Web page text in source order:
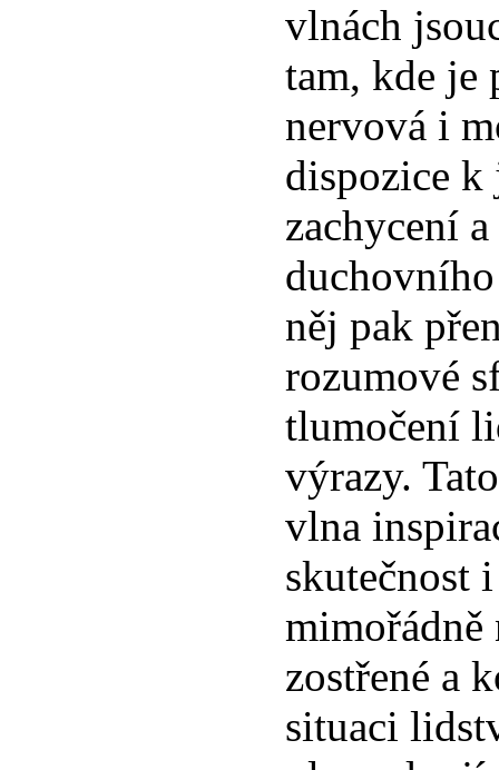
vlnách
tam, kde je
nervová i
dispozice k
zachycení
něj pak
rozumové
tlumočení
výrazy.
vlna
skutečnost
mimořádně
zostřené a
situaci